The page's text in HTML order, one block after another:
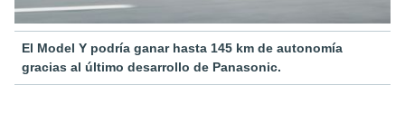
El Model Y podría ganar hasta 145 km de autonomía
gracias al último desarrollo de Panasonic.